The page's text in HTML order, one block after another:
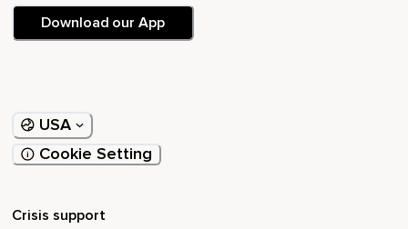
En dan weer zou je wel eens te toegefelijk kunnen zijn.
Terwijl je zweeft in de kosmische ruimte,
Mediteer je op je aura.
sterrenhemel.
Download our App
USA
Cookie Setting
Crisis support